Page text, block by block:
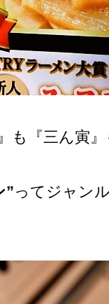
『三ん寅』
”ってジャン